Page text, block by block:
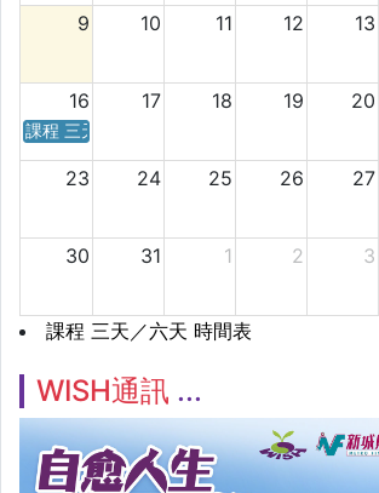
9 10 11 12 13
16 17 18 19 20
課程 三天／六天 時間表
23 24 25 26 27
30 31 1 2 3
課程 三天／六天 時間表
WISH通訊